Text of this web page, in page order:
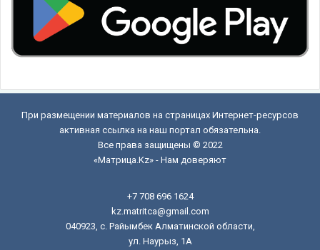
При размещении материалов на страницах Интернет-ресурсов
активная ссылка на наш портал обязательна.
Все права защищены © 2022
«Матрица.Kz» - Нам доверяют
+7 708 696 1624
kz.matritca@gmail.com
040923, с. Райымбек Алматинской области,
ул. Наурыз, 1А